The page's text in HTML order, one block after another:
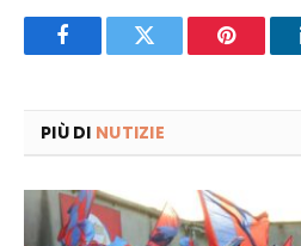
FacebookTwitter Pinterest
PIÙ DI NUTIZIE